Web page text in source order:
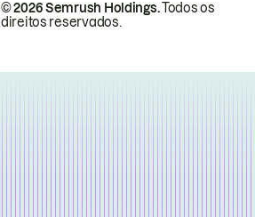
© 2026 Semrush Holdings.Todos os
direitos reservados.